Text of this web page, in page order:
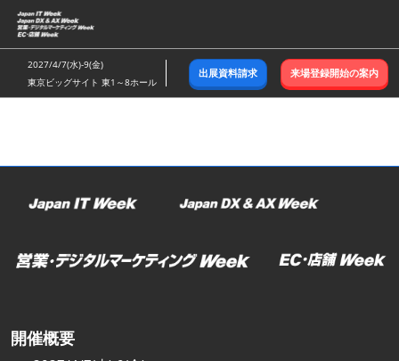
ス
キ
ッ
し
む
2027/4/7(水)-9(金)
東京ビッグサイト 東1～8ホール
出展資料請求 来場登録開始の案内
開催概要